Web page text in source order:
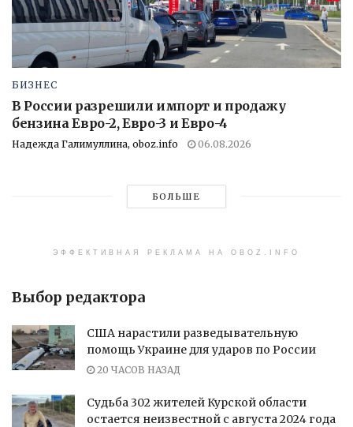
БИЗНЕС
В России разрешили импорт и продажу
бензина Евро-2, Евро-3 и Евро-4
Надежда Галимуллина, oboz.info 06.08.2026
БОЛЬШЕ
ЭФФЕКТИВНАЯ РЕКЛАМА НА OBOZ.INFO
Выбор редактора
США нарастили разведывательную
помощь Украине для ударов по России
20 ЧАСОВ НАЗАД
Судьба 302 жителей Курской области
остается неизвестной с августа 2024 года